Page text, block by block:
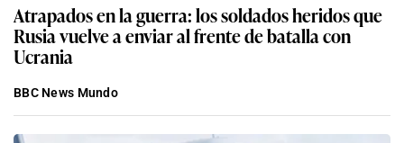
Atrapados en la guerra: los soldados heridos que
Rusia vuelve a enviar al frente de batalla con
Ucrania
BBC News Mundo